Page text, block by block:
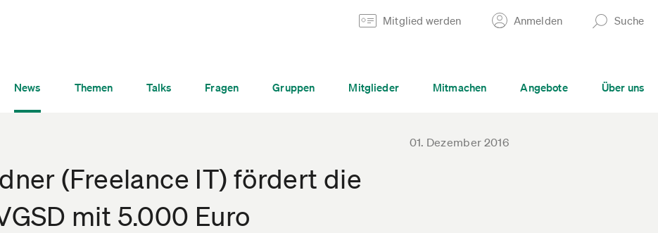
Mitglied werden Anmelden Suche
News Themen Talks Fragen Gruppen Mitglieder Mitmachen Angebote Über uns
(Freelance IT) fördert die
mit 5.000 Euro
01. Dezember 2016